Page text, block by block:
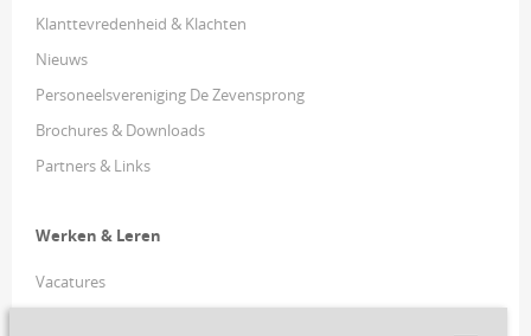
Klanttevredenheid & Klachten
Nieuws
Personeelsvereniging De Zevensprong
Brochures & Downloads
Partners & Links
Werken & Leren
Vacatures